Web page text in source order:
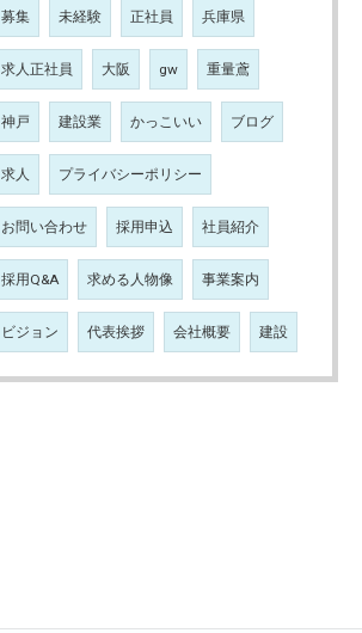
募集 未経験 正社員 兵庫県
求人正社員 大阪 gw 重量鳶
神戸 建設業 かっこいい ブログ
求人 プライバシーポリシー
お問い合わせ 採用申込 社員紹介
採用Q&A 求める人物像 事業案内
ビジョン 代表挨拶 会社概要 建設